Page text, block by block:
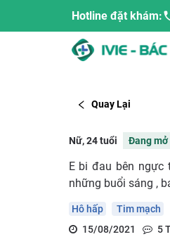
Hotline đặt khám:
Quay Lại
Nữ, 24 tuổi Đang mở
E bi đau bên
những buổi sáng ,
Hô hấp
Tim mạch
15/08/2021
5